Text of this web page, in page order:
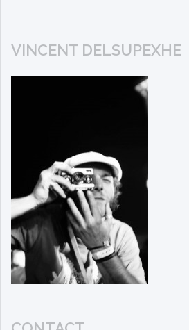
VINCENT DELSUPEXHE